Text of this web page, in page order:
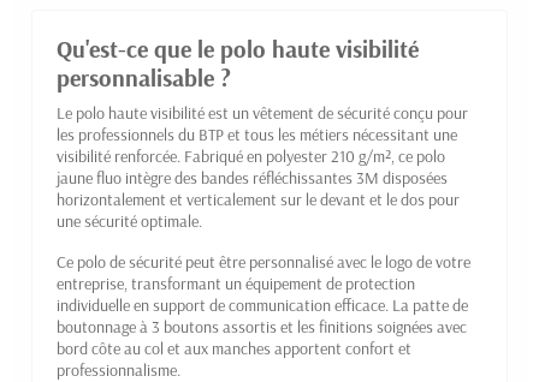
Qu'est-ce que le polo haute visibilité
personnalisable ?
Le polo haute visibilité est un vêtement de sécurité conçu pour
les professionnels du BTP et tous les métiers nécessitant une
visibilité renforcée. Fabriqué en polyester 210 g/m², ce polo
jaune fluo intègre des bandes réfléchissantes 3M disposées
horizontalement et verticalement sur le devant et le dos pour
une sécurité optimale.
Ce polo de sécurité peut être personnalisé avec le logo de votre
entreprise, transformant un équipement de protection
individuelle en support de communication efficace. La patte de
boutonnage à 3 boutons assortis et les finitions soignées avec
bord côte au col et aux manches apportent confort et
professionnalisme.